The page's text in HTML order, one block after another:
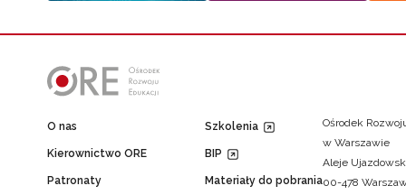
O nas
Kierownictwo ORE
Patronaty
Szkolenia
BIP
Materiały do pobrania
Ośrodek
w Warszawie
Aleje
00-478